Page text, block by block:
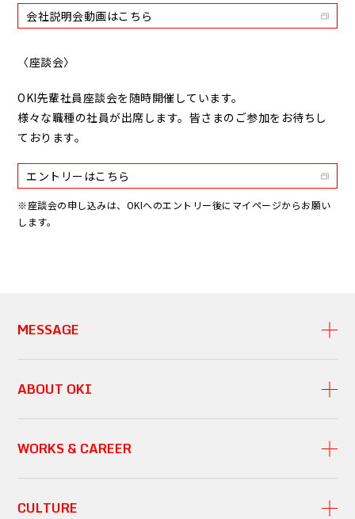
会社説明会動画はこちら
〈座談会〉
OKI先輩社員座談会を随時開催しています。
様々な職種の社員が出席します。皆さまのご参加をお待ちし
ております。
エントリーはこちら
※座談会の申し込みは、OKIへのエントリー後にマイページからお願い
します。
MESSAGE
ABOUT OKI
WORKS & CAREER
CULTURE